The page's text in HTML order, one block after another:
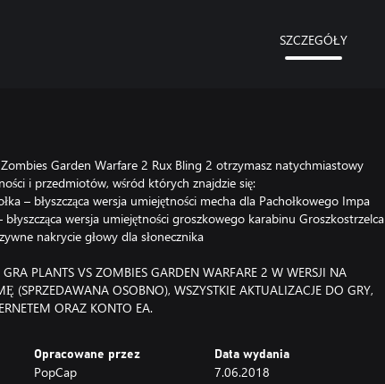
SZCZEGÓŁY
Garden Warfare 2 Rux Bling 2 otrzymasz natychmiastowy
i przedmiotów, wśród których znajdzie się:
– błyszcząca wersja umiejętności mecha dla Pachołkowego Impa
wersja umiejętności groszkowego karabinu Groszkostrzelca
nakrycie głowy dla słonecznika
PLANTS VS ZOMBIES GARDEN WARFARE 2 W WERSJI NA
(SPRZEDAWANA OSOBNO), WSZYSTKIE AKTUALIZACJE DO GRY,
ORAZ KONTO EA.
Opracowane przez
PopCap
Data wydania
7.06.2018